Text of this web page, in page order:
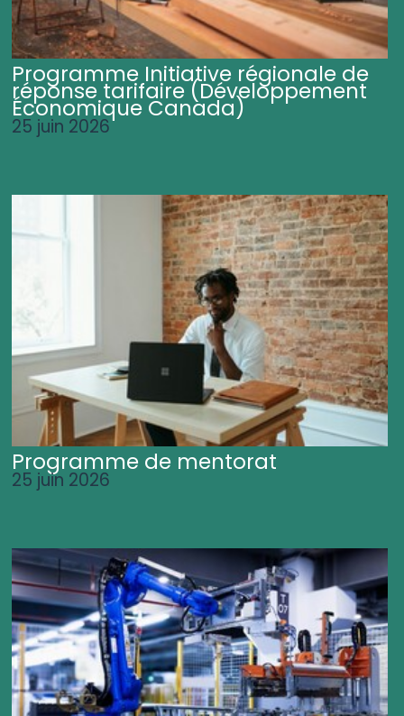
Programme Initiative régionale de
réponse tarifaire (Développement
Économique Canada)
25 juin 2026
Programme de mentorat
25 juin 2026